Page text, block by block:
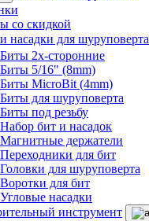
со скидкой
насадки для шуруповерта
Биты 2х-сторонние
Биты 5/16" (8mm)
Биты MicroBit (4mm)
Биты для шуруповерта
Биты под резьбу
Набор бит и насадок
Магнитные держатели
Переходники для бит
Головки для шуруповерта
Воротки для бит
Угловые насадки
инструмент